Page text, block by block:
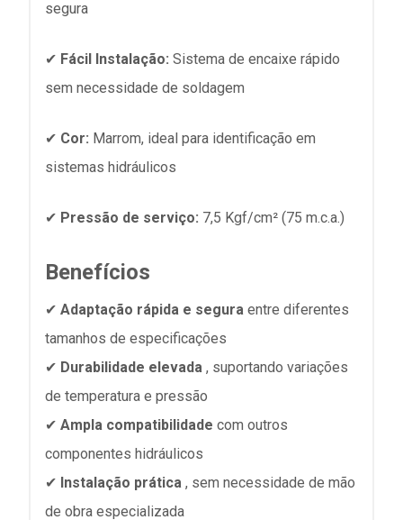
segura
✔ Fácil Instalação: Sistema de encaixe rápido
sem necessidade de soldagem
✔ Cor: Marrom, ideal para identificação em
sistemas hidráulicos
✔ Pressão de serviço: 7,5 Kgf/cm² (75 m.c.a.)
Benefícios
✔ Adaptação rápida e segura entre diferentes
tamanhos de especificações
✔ Durabilidade elevada , suportando variações
de temperatura e pressão
✔ Ampla compatibilidade com outros
componentes hidráulicos
✔ Instalação prática , sem necessidade de mão
de obra especializada